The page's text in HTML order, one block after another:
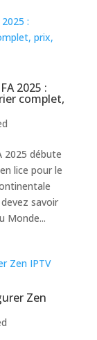
2025 :
complet,
2025 débute
lice pour le
savoir
Monde...
Zen